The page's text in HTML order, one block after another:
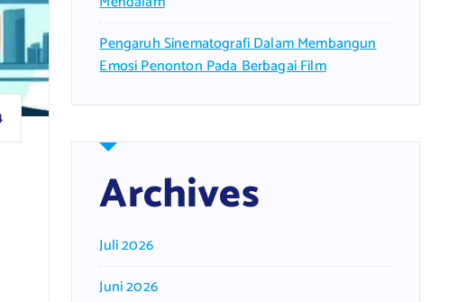
Pengaruh Sinematografi Dalam Membangun
Emosi Penonton Pada Berbagai Film
Archives
Juli 2026
Juni 2026